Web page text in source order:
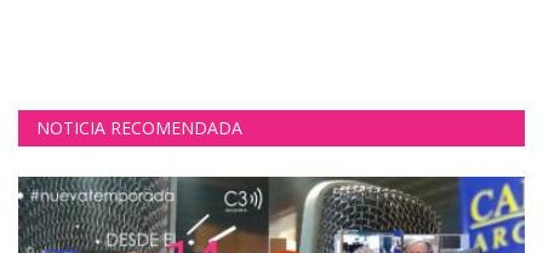
NOTICIA RECOMENDADA